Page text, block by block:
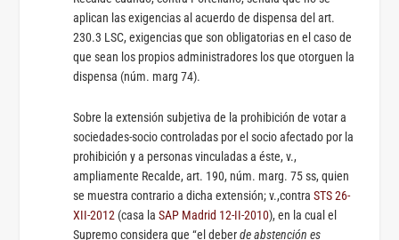
aplican las exigencias al acuerdo de dispensa del art.
230.3 LSC, exigencias que son obligatorias en el caso de
que sean los propios administradores los que otorguen la
dispensa (núm. marg 74).
Sobre la extensión subjetiva de la prohibición de votar a
sociedades-socio controladas por el socio afectado por la
prohibición y a personas vinculadas a éste, v.,
ampliamente Recalde, art. 190, núm. marg. 75 ss, quien
se muestra contrario a dicha extensión; v.,contraSTS 26-
XII-2012 (casa laSAP Madrid 12-II-2010), en la cual el
Supremo considera que “el deberde abstención es